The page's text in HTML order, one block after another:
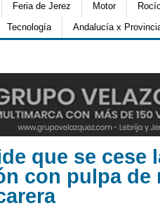
Feria de Jerez Motor
Tecnología Andalucía x
que se cese
con pulpa de